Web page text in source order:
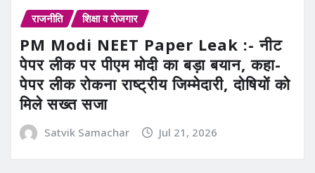
राजनीति शिक्षा व रोजगार
PM Modi NEET Paper Leak :- नीट
पेपर लीक पर पीएम मोदी का बड़ा बयान, कहा-
पेपर लीक रोकना राष्ट्रीय जिम्मेदारी, दोषियों को
मिले सख्त सजा
Satvik Samachar Jul 21, 2026